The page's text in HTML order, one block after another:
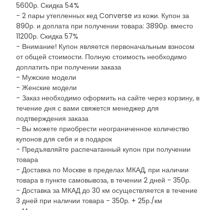
5600р. Скидка 54%
- 2 пары утепленных кед Converse из кожи. Купон за
890р. и доплата при получении товара: 3890р. вместо
11200р. Скидка 57%
- Внимание! Купон является первоначальным взносом
от общей стоимости. Полную стоимость необходимо
доплатить при получении заказа
- Мужские модели
- Женские модели
- Заказ необходимо оформить на сайте через корзину, в
течение дня с вами свяжется менеджер для
подтверждения заказа
- Вы можете приобрести неограниченное количество
купонов для себя и в подарок
- Предъявляйте распечатанный купон при получении
товара
- Доставка по Москве в пределах МКАД, при наличии
товара в пункте самовывоза, в течении 2 дней - 350р.
- Доставка за МКАД до 30 км осуществляется в течение
3 дней при наличии товара - 350р. + 25р./км